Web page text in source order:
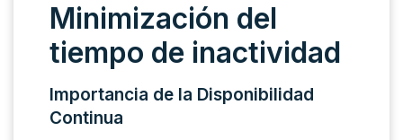
Minimización del
tiempo de inactividad
Importancia de la Disponibilidad
Continua